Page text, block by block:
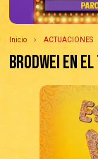
Inicio ACTUACIONES
BRODWEI en el